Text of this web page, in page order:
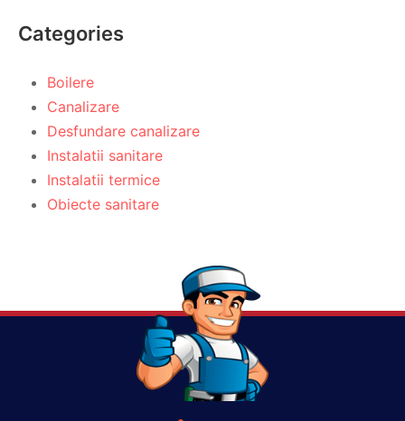
Categories
Boilere
Canalizare
Desfundare canalizare
Instalatii sanitare
Instalatii termice
Obiecte sanitare